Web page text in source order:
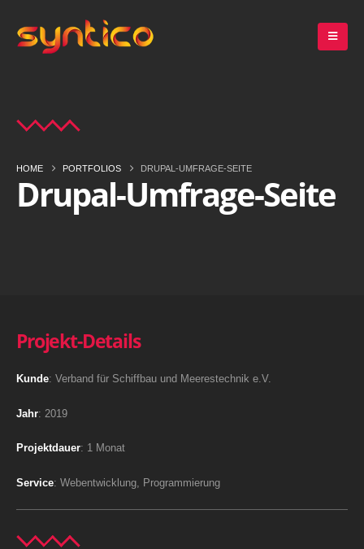
HOME PORTFOLIOS DRUPAL-UMFRAGE-SEITE
Drupal-Umfrage-Seite
Projekt-Details
Kunde: Verband für Schiffbau und Meerestechnik e.V.
Jahr: 2019
Projektdauer: 1 Monat
Service: Webentwicklung, Programmierung